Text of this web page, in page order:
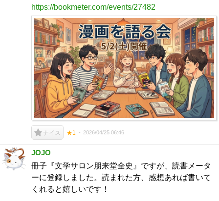
https://bookmeter.com/events/27482
ナイス ★1 2026/04/25 06:46
JOJO
冊子『文学サロン朋来堂全史』ですが、読書メータ
ーに登録しました。読まれた方、感想あれば書いて
くれると嬉しいです！